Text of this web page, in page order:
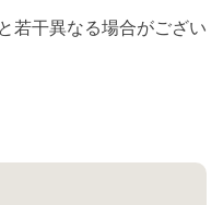
若干異なる場合がござい